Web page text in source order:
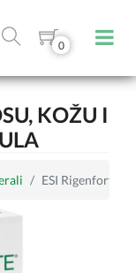
0
KOŽU I
ESI Rigenforte